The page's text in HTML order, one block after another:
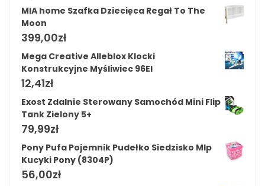
MIA home Szafka Dziecięca Regał To The
Moon
399,00zł
Mega Creative Alleblox Klocki
Konstrukcyjne Myśliwiec 96El
12,41zł
Exost Zdalnie Sterowany Samochód Mini Flip
Tank Zielony 5+
79,99zł
Pony Pufa Pojemnik Pudełko Siedzisko Mlp
Kucyki Pony (8304P)
56,00zł